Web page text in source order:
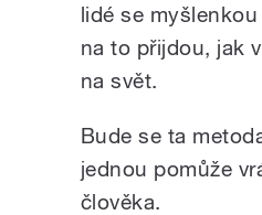
lidé se
na to přijdou, jak
na svět.
Bude se ta
jednou pomůže
člověka.